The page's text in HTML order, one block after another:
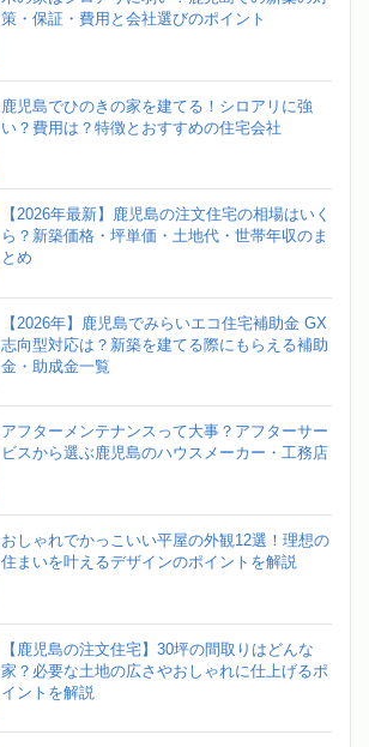
策・保証・費用と会社選びのポイント
鹿児島でひのきの家を建てる！シロアリに強
い？費用は？特徴とおすすめの住宅会社
【2026年最新】鹿児島の注文住宅の相場はいく
ら？新築価格・坪単価・土地代・世帯年収のま
とめ
【2026年】鹿児島でみらいエコ住宅補助金 GX
志向型対応は？新築を建てる際にもらえる補助
金・助成金一覧
アフターメンテナンスって大事？アフターサー
ビスから選ぶ鹿児島のハウスメーカー・工務店
おしゃれでかっこいい平屋の外観12選！理想の
住まいを叶えるデザインのポイントを解説
【鹿児島の注文住宅】30坪の間取りはどんな
家？必要な土地の広さやおしゃれに仕上げるポ
イントを解説